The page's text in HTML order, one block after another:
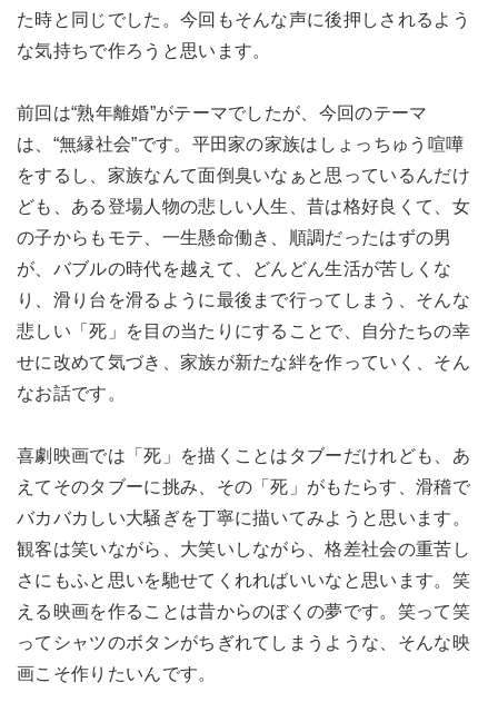
た時と同じでした。今回もそんな声に後押しされるよう
な気持ちで作ろうと思います。
前回は“熟年離婚”がテーマでしたが、今回のテーマ
は、“無縁社会”です。平田家の家族はしょっちゅう喧嘩
をするし、家族なんて面倒臭いなぁと思っているんだけ
ども、ある登場人物の悲しい人生、昔は格好良くて、女
の子からもモテ、一生懸命働き、順調だったはずの男
が、バブルの時代を越えて、どんどん生活が苦しくな
り、滑り台を滑るように最後まで行ってしまう、そんな
悲しい「死」を目の当たりにすることで、自分たちの幸
せに改めて気づき、家族が新たな絆を作っていく、そん
なお話です。
喜劇映画では「死」を描くことはタブーだけれども、あ
えてそのタブーに挑み、その「死」がもたらす、滑稽で
バカバカしい大騒ぎを丁寧に描いてみようと思います。
観客は笑いながら、大笑いしながら、格差社会の重苦し
さにもふと思いを馳せてくれればいいなと思います。笑
える映画を作ることは昔からのぼくの夢です。笑って笑
ってシャツのボタンがちぎれてしまうような、そんな映
画こそ作りたいんです。